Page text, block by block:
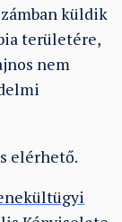
küldik
területére,
nem
in
elérhető.